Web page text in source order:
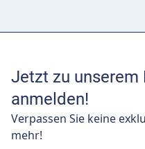
Jetzt zu unserem
anmelden!
Verpassen Sie keine
mehr!